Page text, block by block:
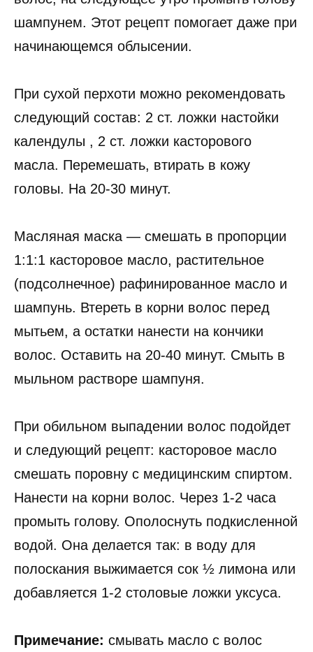
шампунем. Этот рецепт помогает даже при
начинающемся облысении.
При сухой перхоти можно рекомендовать
следующий состав: 2 ст. ложки настойки
календулы , 2 ст. ложки касторового
масла. Перемешать, втирать в кожу
головы. На 20-30 минут.
Масляная маска — смешать в пропорции
1:1:1 касторовое масло, растительное
(подсолнечное) рафинированное масло и
шампунь. Втереть в корни волос перед
мытьем, а остатки нанести на кончики
волос. Оставить на 20-40 минут. Смыть в
мыльном растворе шампуня.
При обильном выпадении волос подойдет
и следующий рецепт: касторовое масло
смешать поровну с медицинским спиртом.
Нанести на корни волос. Через 1-2 часа
промыть голову. Ополоснуть подкисленной
водой. Она делается так: в воду для
полоскания выжимается сок ½ лимона или
добавляется 1-2 столовые ложки уксуса.
Примечание: смывать масло с волос